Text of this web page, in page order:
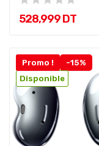
528,999 DT
Promo !
-15%
Disponible